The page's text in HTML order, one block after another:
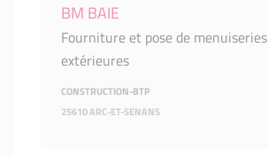
BM BAIE
Fourniture et pose de menuiseries
extérieures
CONSTRUCTION-BTP
25610 ARC-ET-SENANS